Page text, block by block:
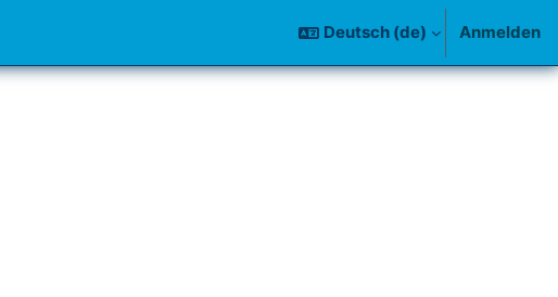
Deutsch ‎(de)‎ Anmelden